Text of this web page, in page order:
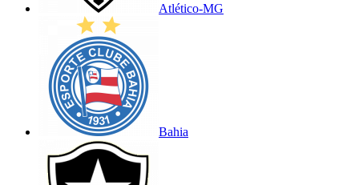
Atlético-MG
Bahia